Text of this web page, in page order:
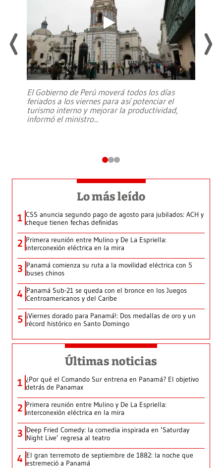
El Gobierno de Perú moverá todos los días
feriados a los viernes para así potenciar el
turismo interno y mejorar la productividad,
informó el ministro...
Lo más leído
1 CSS anuncia segundo pago de agosto para jubilados: ACH y
cheque tienen fechas definidas
2 Primera reunión entre Mulino y De La Espriella:
interconexión eléctrica en la mira
3 Panamá comienza su ruta a la movilidad eléctrica con 5
buses chinos
4 Panamá Sub-21 se queda con el bronce en los Juegos
Centroamericanos y del Caribe
5 ¡Viernes dorado para Panamá!: Dos medallas de oro y un
récord histórico en Santo Domingo
Últimas noticias
1 ¿Por qué el Comando Sur entrena en Panamá? El objetivo
detrás de Panamax
2 Primera reunión entre Mulino y De La Espriella:
interconexión eléctrica en la mira
3 Deep Fried Comedy: la comedia inspirada en ‘Saturday
Night Live’ regresa al teatro
4 El gran terremoto de septiembre de 1882: la noche que
estremeció a Panamá